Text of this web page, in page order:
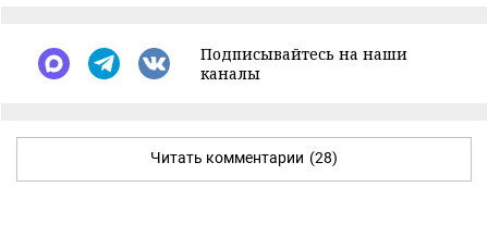
Подписывайтесь на наши
каналы
Читать комментарии (28)